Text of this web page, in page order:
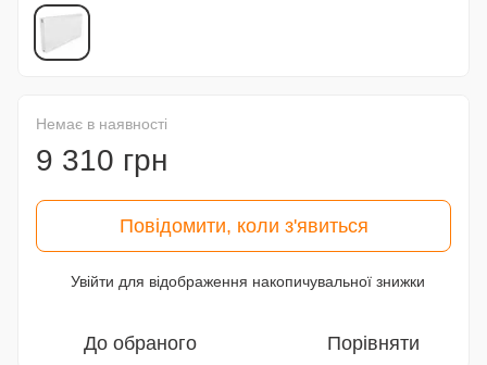
Немає в наявності
9 310 грн
Повідомити, коли з'явиться
Увійти для відображення накопичувальної знижки
До обраного Порівняти